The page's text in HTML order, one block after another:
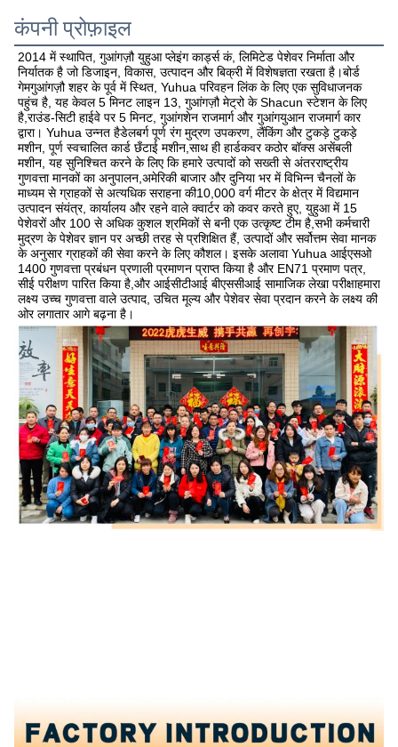
कंपनी प्रोफ़ाइल
2014 में स्थापित, गुआंगज़ौ युहुआ प्लेइंग कार्ड्स कं, लिमिटेड पेशेवर निर्माता और
निर्यातक है जो डिजाइन, विकास, उत्पादन और बिक्री में विशेषज्ञता रखता है।बोर्ड
गेमगुआंगज़ौ शहर के पूर्व में स्थित, Yuhua परिवहन लिंक के लिए एक सुविधाजनक
पहुंच है, यह केवल 5 मिनट लाइन 13, गुआंगज़ौ मेट्रो के Shacun स्टेशन के लिए
है,राउंड-सिटी हाईवे पर 5 मिनट, गुआंगशेन राजमार्ग और गुआंगयुआन राजमार्ग कार
द्वारा। Yuhua उन्नत हैडेलबर्ग पूर्ण रंग मुद्रण उपकरण, लैंकिंग और टुकड़े टुकड़े
मशीन, पूर्ण स्वचालित कार्ड छँटाई मशीन,साथ ही हार्डकवर कठोर बॉक्स असेंबली
मशीन, यह सुनिश्चित करने के लिए कि हमारे उत्पादों को सख्ती से अंतरराष्ट्रीय
गुणवत्ता मानकों का अनुपालन,अमेरिकी बाजार और दुनिया भर में विभिन्न चैनलों के
माध्यम से ग्राहकों से अत्यधिक सराहना की10,000 वर्ग मीटर के क्षेत्र में विद्यमान
उत्पादन संयंत्र, कार्यालय और रहने वाले क्वार्टर को कवर करते हुए, युहुआ में 15
पेशेवरों और 100 से अधिक कुशल श्रमिकों से बनी एक उत्कृष्ट टीम है,सभी कर्मचारी
मुद्रण के पेशेवर ज्ञान पर अच्छी तरह से प्रशिक्षित हैं, उत्पादों और सर्वोत्तम सेवा मानक
के अनुसार ग्राहकों की सेवा करने के लिए कौशल। इसके अलावा Yuhua आईएसओ
1400 गुणवत्ता प्रबंधन प्रणाली प्रमाणन प्राप्त किया है और EN71 प्रमाण पत्र,
सीई परीक्षण पारित किया है,और आईसीटीआई बीएससीआई सामाजिक लेखा परीक्षाहमारा
लक्ष्य उच्च गुणवत्ता वाले उत्पाद, उचित मूल्य और पेशेवर सेवा प्रदान करने के लक्ष्य की
ओर लगातार आगे बढ़ना है।